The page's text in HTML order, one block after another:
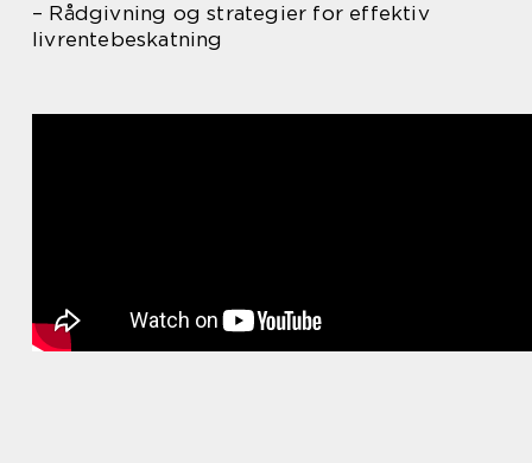
– Rådgivning og strategier for effektiv
livrentebeskatning